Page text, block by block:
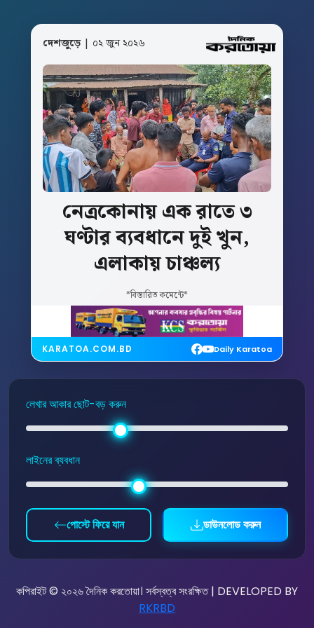
দেশজুড়ে| ০২ জুন ২০২৬
নেত্রকোনায়একরাতে৩
ঘণ্টারব্যবধানেদুইখুন,
এলাকায়চাঞ্চল্য
*বিস্তারিত কমেন্টে*
KARATOA.COM.BD Daily Karatoa
লেখার আকার ছোট-বড় করুন
লাইনের ব্যবধান
পোস্টে ফিরে যান ডাউনলোড করুন
কপিরাইট © ২০২৬ দৈনিক করতোয়া। সর্বস্বত্ব সংরক্ষিত | DEVELOPED BY
RKRBD